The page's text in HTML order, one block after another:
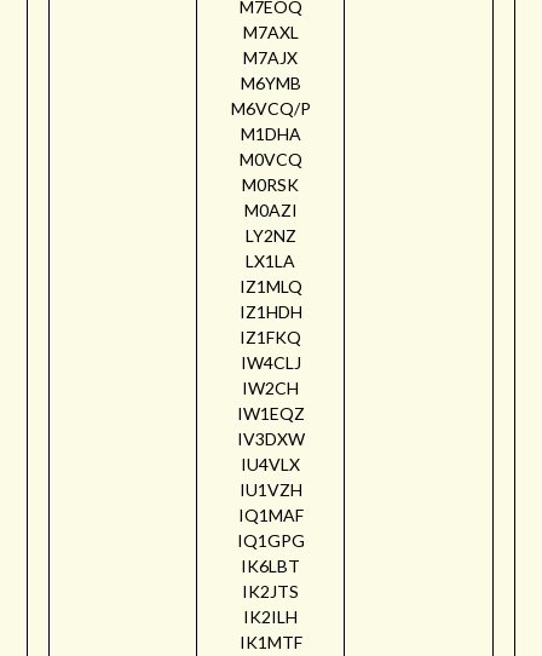
M7EOQ
M7AXL
M7AJX
M6YMB
M6VCQ/P
M1DHA
M0VCQ
M0RSK
M0AZI
LY2NZ
LX1LA
IZ1MLQ
IZ1HDH
IZ1FKQ
IW4CLJ
IW2CH
IW1EQZ
IV3DXW
IU4VLX
IU1VZH
IQ1MAF
IQ1GPG
IK6LBT
IK2JTS
IK2ILH
IK1MTF